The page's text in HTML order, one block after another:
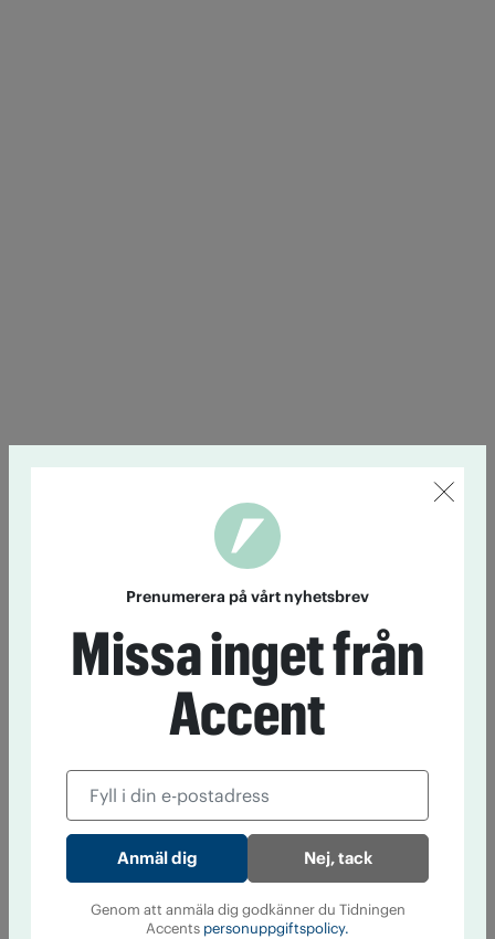
Prenumerera på vårt nyhetsbrev
Missa inget från
Accent
Nej, tack
Genom att anmäla dig godkänner du Tidningen
Accents personuppgiftspolicy.